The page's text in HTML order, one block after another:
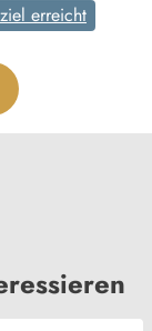
erreicht